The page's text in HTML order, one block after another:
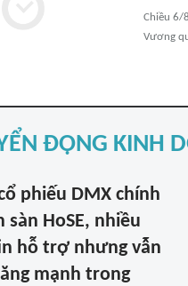
Chiều 6/
Vương
ĐỘNG KINH
phiếu DMX chính
sàn HoSE, nhiều
hỗ trợ nhưng vẫn
mạnh trong